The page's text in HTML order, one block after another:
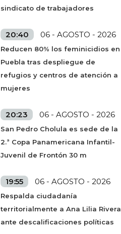
sindicato de trabajadores
20:40 06 - AGOSTO - 2026
Reducen 80% los feminicidios en
Puebla tras despliegue de
refugios y centros de atención a
mujeres
20:23 06 - AGOSTO - 2026
San Pedro Cholula es sede de la
2.ª Copa Panamericana Infantil-
Juvenil de Frontón 30 m
19:55 06 - AGOSTO - 2026
Respalda ciudadanía
territorialmente a Ana Lilia Rivera
ante descalificaciones políticas